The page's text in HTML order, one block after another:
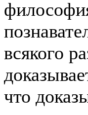
всякого
что